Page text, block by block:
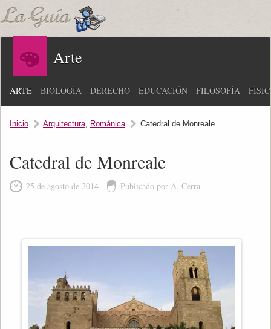
Arte
ARTE BIOLOGÍA DERECHO EDUCACIÓN FILOSOFÍA
Inicio Arquitectura, Románica Catedral de Monreale
Catedral de Monreale
25 de agosto de 2014 Publicado por A. Cerra